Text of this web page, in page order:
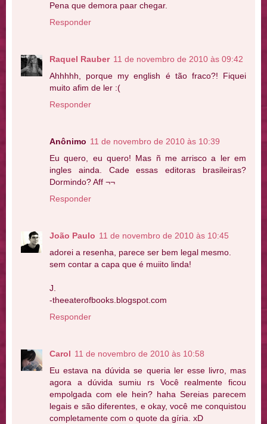
Pena que demora paar chegar.
Responder
Raquel Rauber 11 de novembro de 2010 às 09:42
Ahhhhh, porque my english é tão fraco?! Fiquei
muito afim de ler :(
Responder
Anônimo 11 de novembro de 2010 às 10:39
Eu quero, eu quero! Mas ñ me arrisco a ler em
ingles ainda. Cade essas editoras brasileiras?
Dormindo? Aff ¬¬
Responder
João Paulo 11 de novembro de 2010 às 10:45
adorei a resenha, parece ser bem legal mesmo.
sem contar a capa que é muiito linda!
J.
-theeaterofbooks.blogspot.com
Responder
Carol 11 de novembro de 2010 às 10:58
Eu estava na dúvida se queria ler esse livro, mas
agora a dúvida sumiu rs Você realmente ficou
empolgada com ele hein? haha Sereias parecem
legais e são diferentes, e okay, você me conquistou
completamente com o quote da gíria. xD